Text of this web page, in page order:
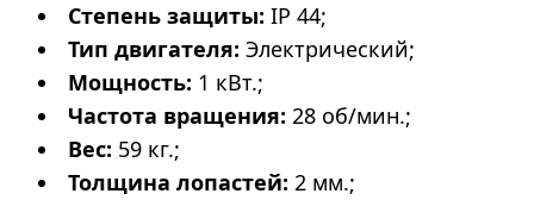
Степень защиты: IP 44;
Тип двигателя: Электрический;
Мощность: 1 кВт.;
Частота вращения: 28 об/мин.;
Вес: 59 кг.;
Толщина лопастей: 2 мм.;